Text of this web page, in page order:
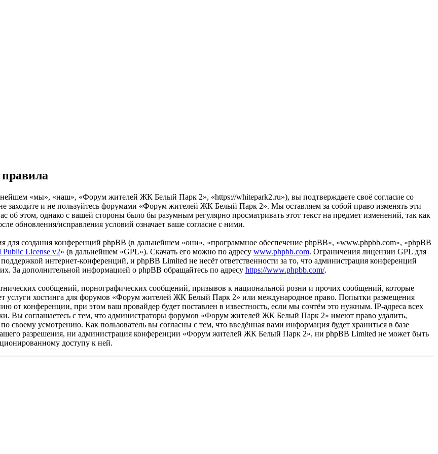
«мы», «наш», «Форум жителей ЖК Белый Парк 2», «https://whitepark2.ru»), вы подтверждаете своё согласие со
и не пользуйтесь форумами «Форум жителей ЖК Белый Парк 2». Мы оставляем за собой право изменять эти
об этом, однако с вашей стороны было бы разумным регулярно просматривать этот текст на предмет изменений, так как
обновления/исправления условий означает ваше согласие с ними.
создания конференций phpBB (в дальнейшем «они», «программное обеспечение phpBB», «www.phpbb.com», «phpBB
License v2» (в дальнейшем «GPL»). Скачать его можно по адресу www.phpbb.com. Ограничения лицензии GPL для
интернет-конференций, и phpBB Limited не несёт ответственности за то, что администрация конференций
За дополнительной информацией о phpBB обращайтесь по адресу https://www.phpbb.com/.
сообщений, порнографических сообщений, призывов к национальной розни и прочих сообщений, которые
услуги хостинга для форумов «Форум жителей ЖК Белый Парк 2» или международное право. Попытки размещения
от конференции, при этом ваш провайдер будет поставлен в известность, если мы сочтём это нужным. IP-адреса всех
Вы соглашаетесь с тем, что администраторы форумов «Форум жителей ЖК Белый Парк 2» имеют право удалить,
своему усмотрению. Как пользователь вы согласны с тем, что введённая вами информация будет храниться в базе
разрешения, ни администрация конференции «Форум жителей ЖК Белый Парк 2», ни phpBB Limited не может быть
доступу к ней.